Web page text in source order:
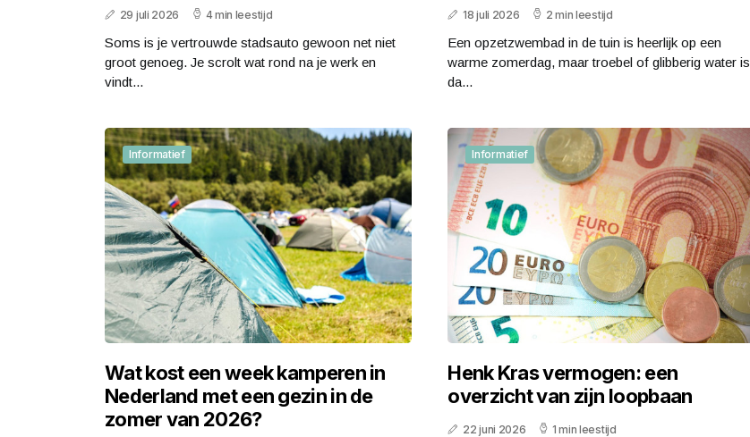
29 juli 2026 4 min leestijd
Soms is je vertrouwde stadsauto gewoon net niet
groot genoeg. Je scrolt wat rond na je werk en
vindt...
18 juli 2026 2 min leestijd
Een opzetzwembad in de tuin is heerlijk op een
warme zomerdag, maar troebel of glibberig water is
da...
Informatief
Wat kost een week kamperen in
Nederland met een gezin in de
zomer van 2026?
Informatief
Henk Kras vermogen: een
overzicht van zijn loopbaan
22 juni 2026 1 min leestijd